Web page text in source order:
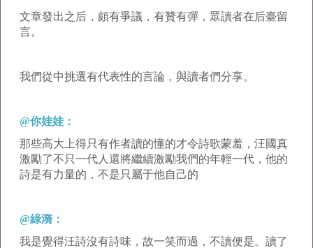
文章發出之后，頗有爭議，有贊有彈，眾讀者在后臺留
言。
我們從中挑選有代表性的言論，與讀者們分享。
@你娃娃：
那些高大上得只有作者讀的懂的才令詩歌蒙羞，汪國真
激勵了不只一代人還將繼續激勵我們的年輕一代，他的
詩是有力量的，不是只屬于他自己的
@綠漪：
我是覺得汪詩沒有詩味，故一笑而過，不讀便是。讀了